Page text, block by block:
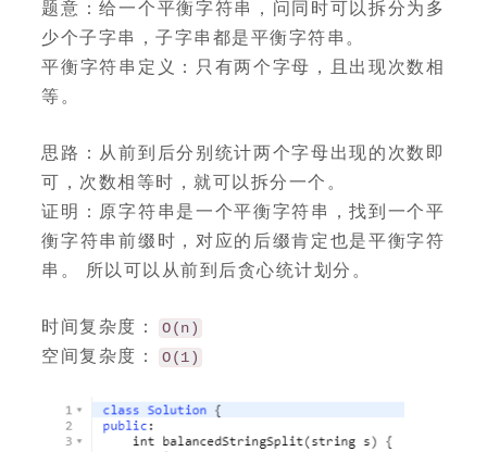
题意：给一个平衡字符串，问同时可以拆分为多
少个子字串，子字串都是平衡字符串。
平衡字符串定义：只有两个字母，且出现次数相
等。
思路：从前到后分别统计两个字母出现的次数即
可，次数相等时，就可以拆分一个。
证明：原字符串是一个平衡字符串，找到一个平
衡字符串前缀时，对应的后缀肯定也是平衡字符
串。 所以可以从前到后贪心统计划分。
时间复杂度： O(n)
空间复杂度： O(1)